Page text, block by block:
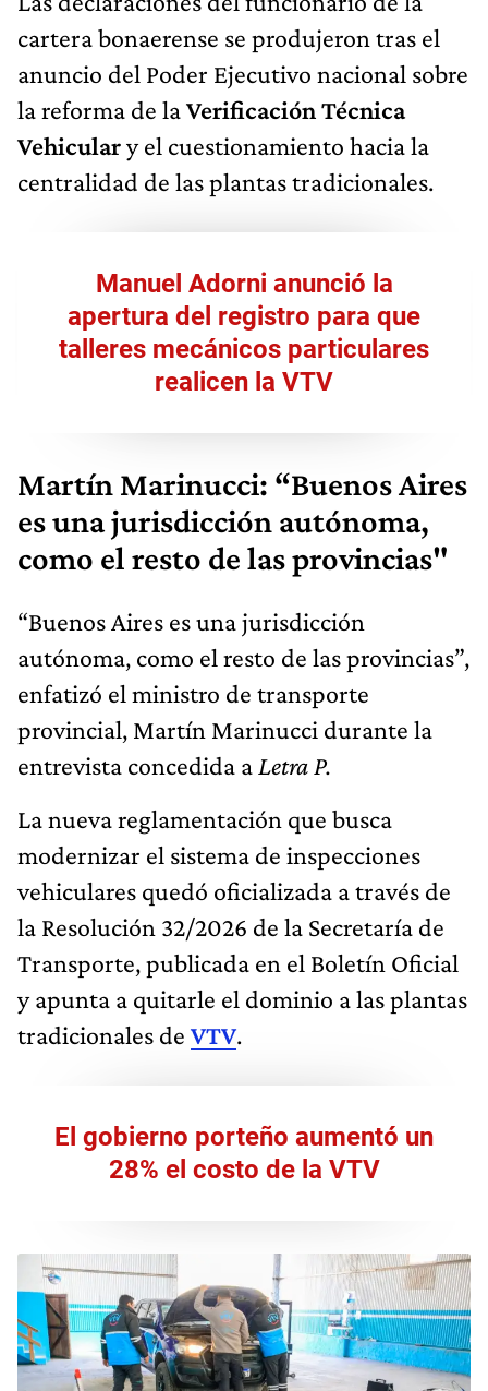
cartera bonaerense se produjeron tras el
anuncio del Poder Ejecutivo nacional sobre
la reforma de laVerificación Técnica
Vehiculary el cuestionamiento hacia la
centralidad de las plantas tradicionales.
Manuel Adorni anunció la
apertura del registro para que
talleres mecánicos particulares
realicen la VTV
Martín Marinucci: “Buenos Aires
es una jurisdicción autónoma,
como el resto de las provincias"
“Buenos Aires es una jurisdicción
autónoma, como el resto de las provincias”,
enfatizó el ministro de transporte
provincial, Martín Marinucci durante la
entrevista concedida a Letra P.
La nueva reglamentación que busca
modernizar el sistema de inspecciones
vehiculares quedó oficializada a través de
la Resolución 32/2026 de la Secretaría de
Transporte, publicada en el Boletín Oficial
y apunta a quitarle el dominio a las plantas
tradicionales de VTV.
El gobierno porteño aumentó un
28% el costo de la VTV